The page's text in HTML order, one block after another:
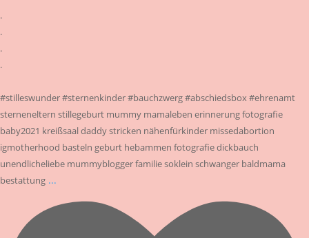
.
.
.
.
#stilleswunder #sternenkinder #bauchzwerg #abschiedsbox #ehrenamt
sterneneltern stillegeburt mummy mamaleben erinnerung fotografie
baby2021 kreißsaal daddy stricken nähenfürkinder missedabortion
igmotherhood basteln geburt hebammen fotografie dickbauch
unendlicheliebe mummyblogger familie soklein schwanger baldmama
bestattung ...